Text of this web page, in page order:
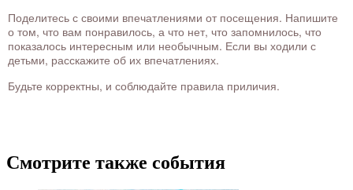
Поделитесь с своими впечатлениями от посещения. Напишите
о том, что вам понравилось, а что нет, что запомнилось, что
показалось интересным или необычным. Если вы ходили с
детьми, расскажите об их впечатлениях.
Будьте корректны, и соблюдайте правила приличия.
Смотрите также события